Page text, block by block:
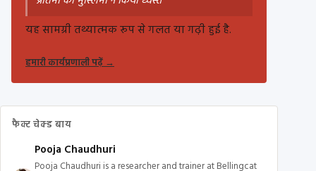
यह सामग्री तथ्यात्मक रूप से गलत या गढ़ी हुई है.
हमारी कार्यप्रणाली पढ़ें→
फैक्ट चेक्ड बाय
Pooja Chaudhuri
Pooja Chaudhuri is a researcher and trainer at Bellingcat